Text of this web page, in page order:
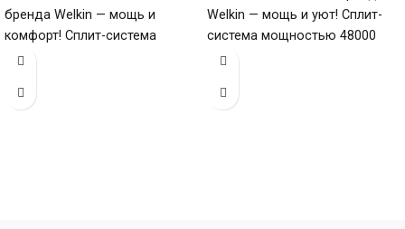
бренда Welkin — мощь и
комфорт! Сплит-система
мощностью 60000 БТЕ для
Welkin — мощь и уют! Сплит-
система мощностью 48000
БТЕ для помещений до